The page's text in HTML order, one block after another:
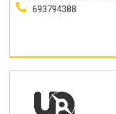
693794388